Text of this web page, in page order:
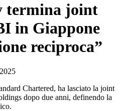
termina joint
in Giappone
reciproca”
Chartered, ha lasciato la joint
dopo due anni, definendo la